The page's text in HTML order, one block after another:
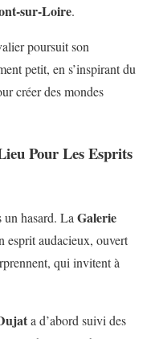
sur-Loire.
poursuit son
petit, en s’inspirant du
créer des mondes
Pour Les Esprits
un hasard. LaGalerie
esprit audacieux, ouvert
qui invitent à
a d’abord suivi des